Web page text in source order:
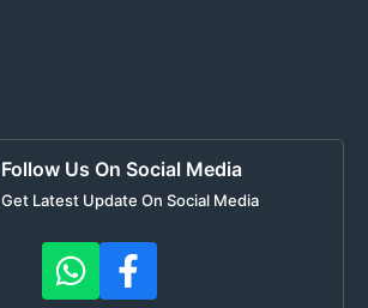
Follow Us On Social Media
Get Latest Update On Social Media